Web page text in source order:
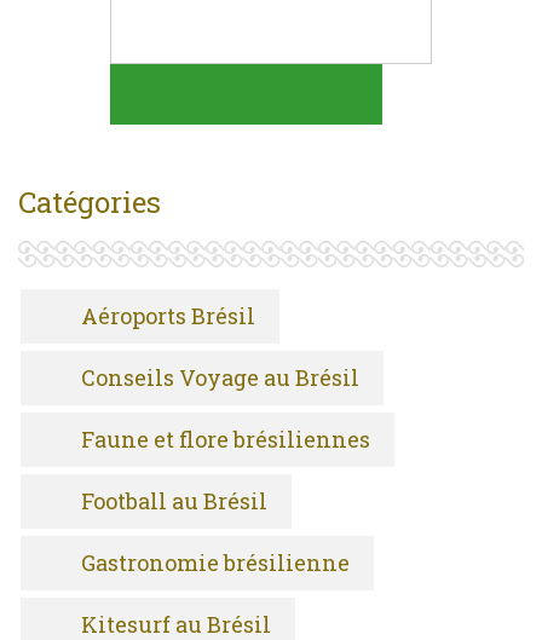
Catégories
Aéroports Brésil
Conseils Voyage au Brésil
Faune et flore brésiliennes
Football au Brésil
Gastronomie brésilienne
Kitesurf au Brésil